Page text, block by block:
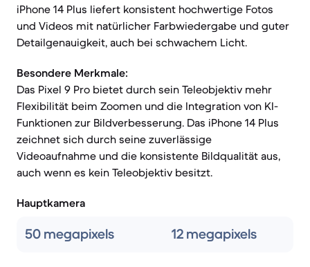
iPhone 14 Plus liefert konsistent hochwertige Fotos
und Videos mit natürlicher Farbwiedergabe und guter
Detailgenauigkeit, auch bei schwachem Licht.
Besondere Merkmale:
Das Pixel 9 Pro bietet durch sein Teleobjektiv mehr
Flexibilität beim Zoomen und die Integration von KI-
Funktionen zur Bildverbesserung. Das iPhone 14 Plus
zeichnet sich durch seine zuverlässige
Videoaufnahme und die konsistente Bildqualität aus,
auch wenn es kein Teleobjektiv besitzt.
Hauptkamera
50 megapixels 12 megapixels